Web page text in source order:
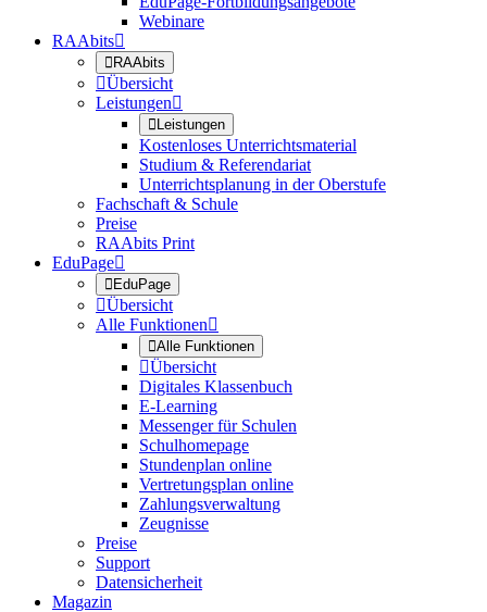
Webinare
RAAbits
RAAbits
Übersicht
Leistungen
Leistungen
Kostenloses Unterrichtsmaterial
Studium & Referendariat
Unterrichtsplanung in der Oberstufe
Fachschaft & Schule
Preise
RAAbits Print
EduPage
EduPage
Übersicht
Alle Funktionen
Alle Funktionen
Übersicht
Digitales Klassenbuch
E-Learning
Messenger für Schulen
Schulhomepage
Stundenplan online
Vertretungsplan online
Zahlungsverwaltung
Zeugnisse
Preise
Support
Datensicherheit
Magazin